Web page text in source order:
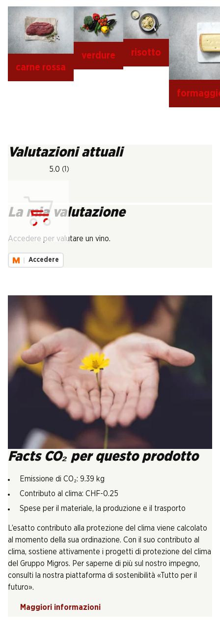
carne rossa
verdure risotto
Valutazioni attuali
5.0 (1)
La mia valutazione
Accedere per valutare un vino.
Accedere
Facts CO₂ per questo prodotto
Emissione di CO₂: 9.39 kg
Contributo al clima: CHF-0.25
Spese per il materiale, la produzione e il trasporto
L’esatto contributo alla protezione del clima viene calcolato
al momento della sua ordinazione. Con il suo contributo al
clima, sostiene attivamente i progetti di protezione del clima
del Gruppo Migros. Per saperne di più sul nostro impegno,
consulti la nostra piattaforma di sostenibilità «Tutto per il
futuro».
Maggiori informazioni